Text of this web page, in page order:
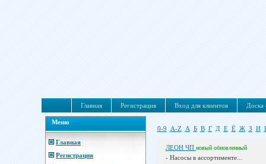
Главная Регистрация Вход для клиентов Доска
Меню
Главная
Регистрация
0-9 A-Z А Б В Г Д Е Ё Ж З И
ЛЕОН ЧП новый обновленный
- Насосы в ассортименте...